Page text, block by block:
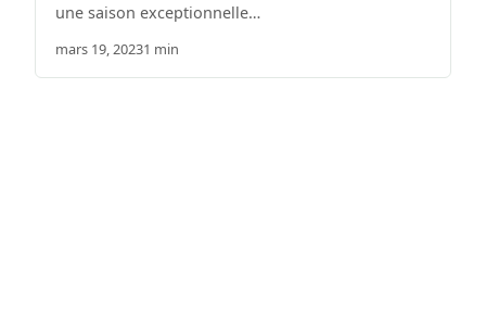
une saison exceptionnelle…
mars 19, 20231 min